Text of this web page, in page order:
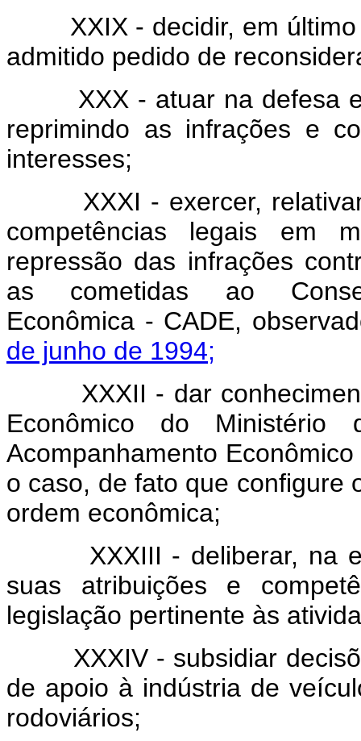
XXIX - decidir, em último
admitido pedido de
XXX - atuar na defesa e
reprimindo as infrações e
interesses;
XXXI - exercer,
competências legais em
repressão das infrações
as cometidas ao
Econômica - CADE,
de junho de 1994;
XXXII - dar
Econômico do
Acompanhamento
o caso, de fato que configure
ordem econômica;
XXXIII - deliberar, na
suas atribuições e
legislação pertinente às
XXXIV - subsidiar
de apoio à indústria de
rodoviários;